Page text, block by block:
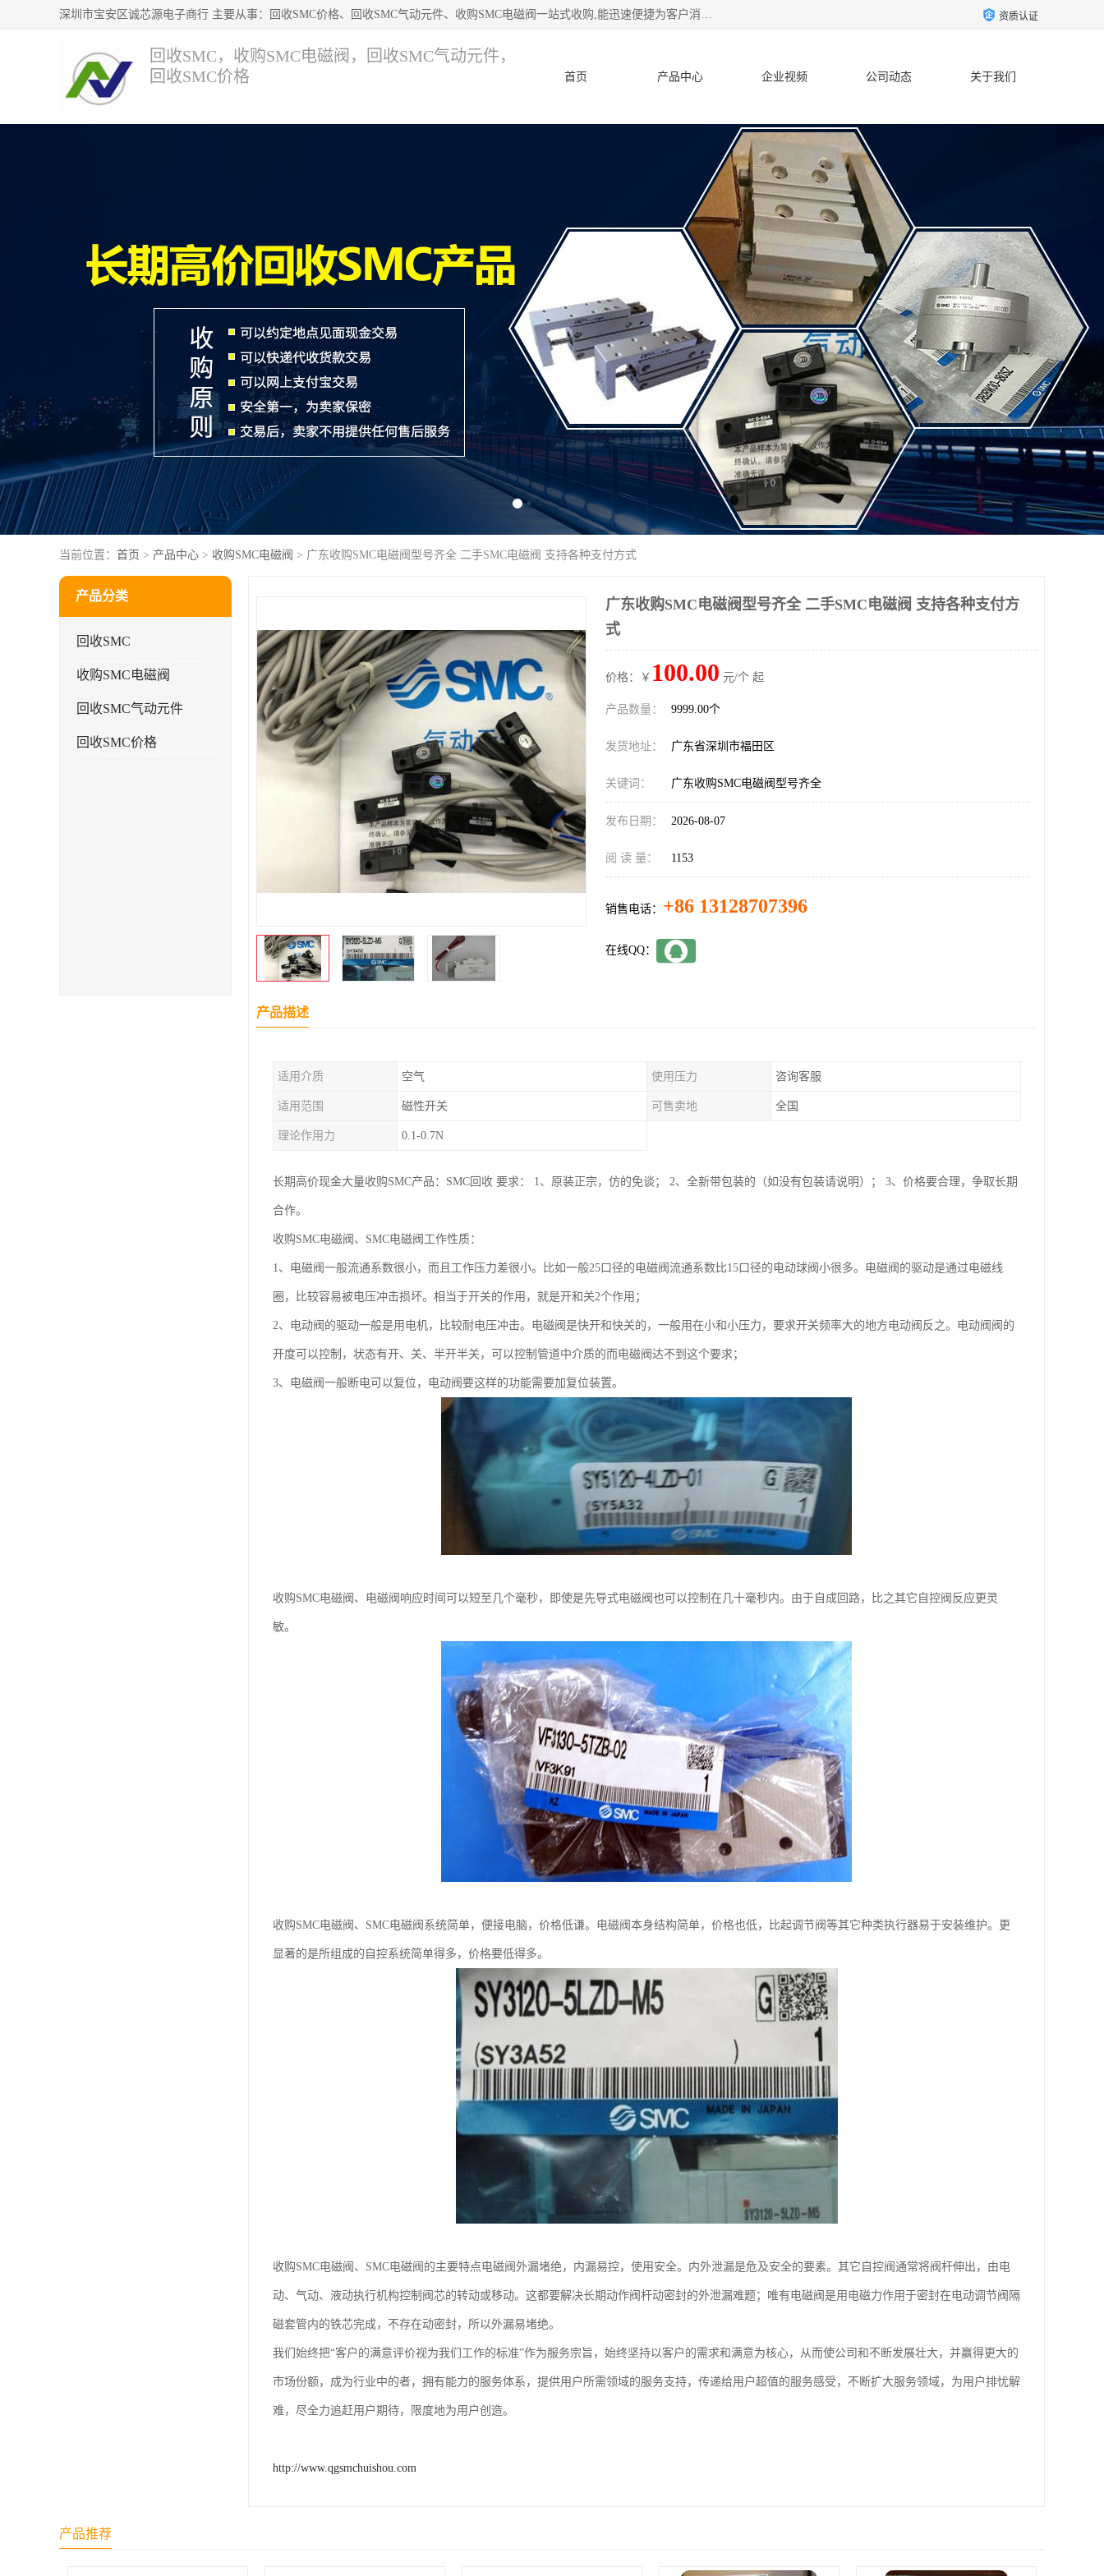
深圳市宝安区诚芯源电子商行 主要从事：回收SMC价格、回收SMC气动元件、收购SMC电磁阀一站式收购,能迅速便捷为客户消化库存、减少仓储、回笼资金，我们交易灵活方便，现金支付，价格优势合理，在业务方面赢得广大客户的一致好评 热情欢迎有库存需要处理的客户 请尽快联系我们 资质认证
回收SMC，收购SMC电磁阀，回收SMC气动元件，
回收SMC价格
首页 产品中心 企业视频 公司动态 关于我们
当前位置： 首页 > 产品中心 > 收购SMC电磁阀 > 广东收购SMC电磁阀型号齐全 二手SMC电磁阀 支持各种支付方式
产品分类
回收SMC
收购SMC电磁阀
回收SMC气动元件
回收SMC价格
广东收购SMC电磁阀型号齐全 二手SMC电磁阀 支持各种支付方
式
价格：￥ 100.00 元/个 起
产品数量： 9999.00个
发货地址： 广东省深圳市福田区
关键词： 广东收购SMC电磁阀型号齐全
发布日期： 2026-08-07
阅 读 量： 1153
销售电话： +86 13128707396
在线QQ：
产品描述
适用介质 空气 使用压力 咨询客服
适用范围 磁性开关 可售卖地 全国
理论作用力 0.1-0.7N
长期高价现金大量收购SMC产品：SMC回收 要求： 1、原装正宗，仿的免谈； 2、全新带包装的（如没有包装请说明）； 3、价格要合理，争取长期
合作。
收购SMC电磁阀、SMC电磁阀工作性质：
1、电磁阀一般流通系数很小，而且工作压力差很小。比如一般25口径的电磁阀流通系数比15口径的电动球阀小很多。电磁阀的驱动是通过电磁线
圈，比较容易被电压冲击损坏。相当于开关的作用，就是开和关2个作用；
2、电动阀的驱动一般是用电机，比较耐电压冲击。电磁阀是快开和快关的，一般用在小和小压力，要求开关频率大的地方电动阀反之。电动阀阀的
开度可以控制，状态有开、关、半开半关，可以控制管道中介质的而电磁阀达不到这个要求；
3、电磁阀一般断电可以复位，电动阀要这样的功能需要加复位装置。
收购SMC电磁阀、电磁阀响应时间可以短至几个毫秒，即使是先导式电磁阀也可以控制在几十毫秒内。由于自成回路，比之其它自控阀反应更灵
敏。
收购SMC电磁阀、SMC电磁阀系统简单，便接电脑，价格低谦。电磁阀本身结构简单，价格也低，比起调节阀等其它种类执行器易于安装维护。更
显著的是所组成的自控系统简单得多，价格要低得多。
收购SMC电磁阀、SMC电磁阀的主要特点电磁阀外漏堵绝，内漏易控，使用安全。内外泄漏是危及安全的要素。其它自控阀通常将阀杆伸出，由电
动、气动、液动执行机构控制阀芯的转动或移动。这都要解决长期动作阀杆动密封的外泄漏难题；唯有电磁阀是用电磁力作用于密封在电动调节阀隔
磁套管内的铁芯完成，不存在动密封，所以外漏易堵绝。
我们始终把“客户的满意评价视为我们工作的标准”作为服务宗旨，始终坚持以客户的需求和满意为核心，从而使公司和不断发展壮大，并赢得更大的
市场份额，成为行业中的者，拥有能力的服务体系，提供用户所需领域的服务支持，传递给用户超值的服务感受，不断扩大服务领域，为用户排忧解
难，尽全力追赶用户期待，限度地为用户创造。
http://www.qgsmchuishou.com
产品推荐